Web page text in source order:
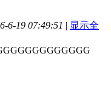
6-19 07:49:51 | 显示全